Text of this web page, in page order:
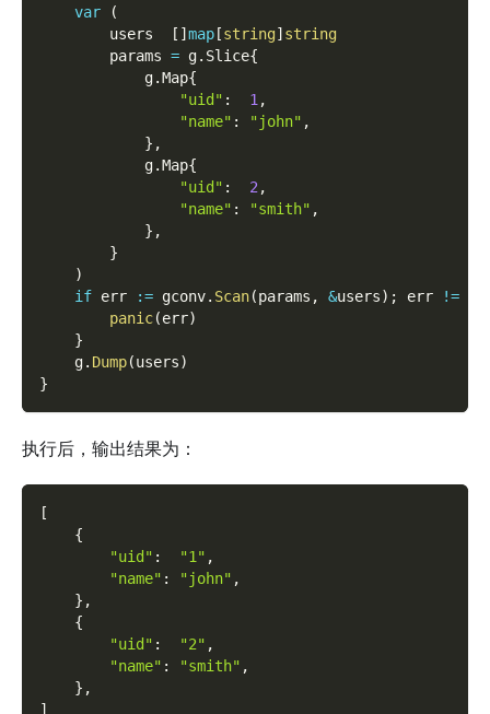
var
(
        users
[ ] map [string] string
        params
= g. Slice{
            g
.Map{
"uid" : 1 ,
"name" : "john" ,
} ,
            g
.Map{
"uid" : 2 ,
"name" : "smith" ,
} ,
}
)
if err := gconv. Scan(params , &users) ; err !=
panic(err)
}
    g
. Dump(users)
}
执行后，输出结果为：
[
{
"uid" : "1" ,
"name" : "john" ,
} ,
{
"uid" : "2" ,
"name" : "smith" ,
} ,
]